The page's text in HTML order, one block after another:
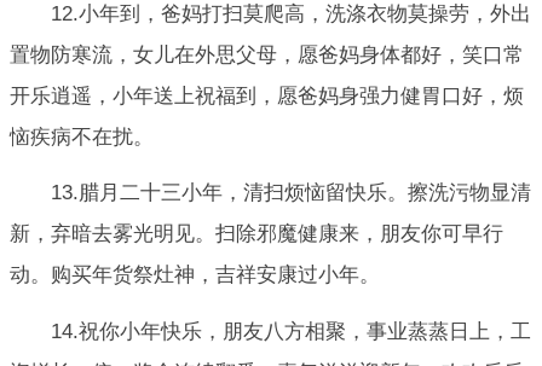
12.小年到，爸妈打扫莫爬高，洗涤衣物莫操劳，外出
置物防寒流，女儿在外思父母，愿爸妈身体都好，笑口常
开乐逍遥，小年送上祝福到，愿爸妈身强力健胃口好，烦
恼疾病不在扰。
13.腊月二十三小年，清扫烦恼留快乐。擦洗污物显清
新，弃暗去雾光明见。扫除邪魔健康来，朋友你可早行
动。购买年货祭灶神，吉祥安康过小年。
14.祝你小年快乐，朋友八方相聚，事业蒸蒸日上，工